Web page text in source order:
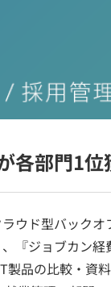
各部門1位
ウド型バックオ
『ジョブカン経
製品の比較・資